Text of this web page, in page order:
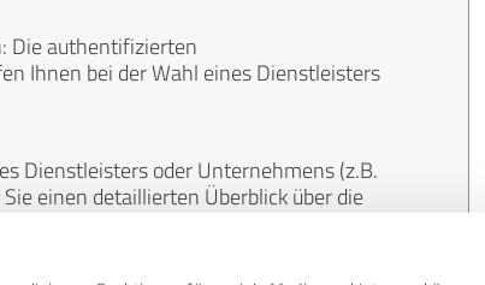
Die authentifizierten
Ihnen bei der Wahl eines Dienstleisters
Dienstleisters oder Unternehmens (z.B.
einen detaillierten Überblick über die